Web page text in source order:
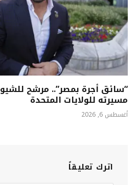
“سائق أجرة بمصر”.. مرشح
مسيرته للولايات المتحدة
أغسطس 6, 2026
اترك تعليقاً